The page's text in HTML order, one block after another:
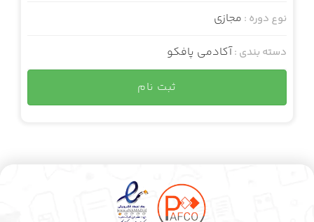
نوع دوره : مجازی
دسته بندی :آکادمی پافکو
ثبت نام